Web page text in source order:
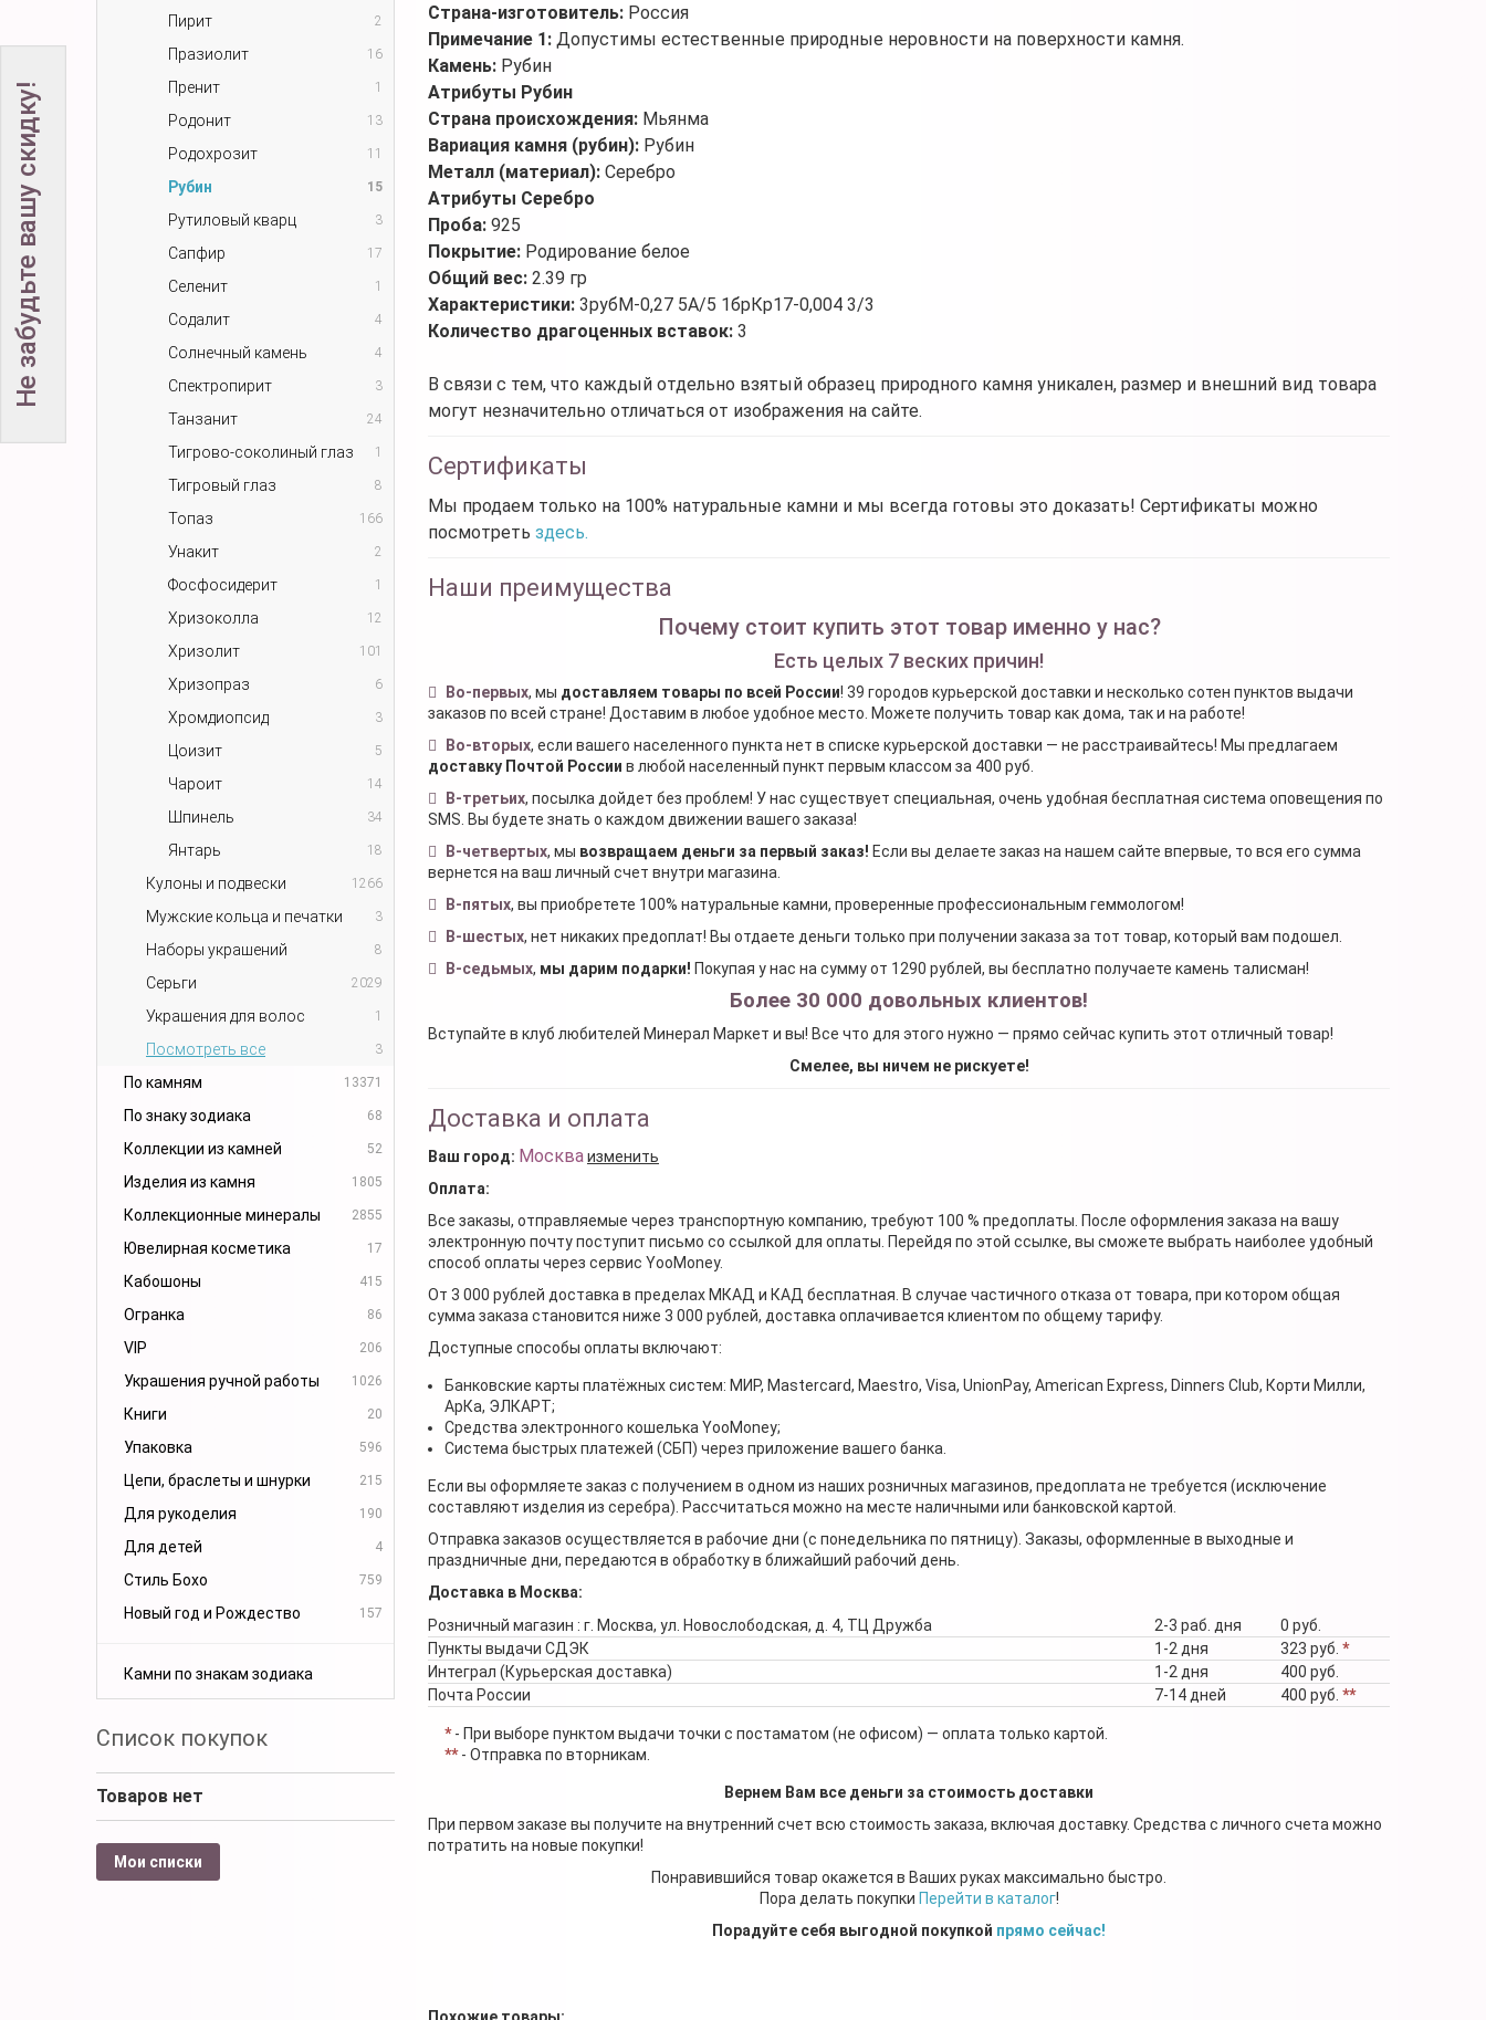
Пирит 2
Празиолит 16
Пренит 1
Родонит 13
Родохрозит 11
Рубин 15
Рутиловый кварц 3
Сапфир 17
Селенит 1
Содалит 4
Солнечный камень 4
Спектропирит 3
Танзанит 24
Тигрово-соколиный глаз 1
Тигровый глаз 8
Топаз 166
Унакит 2
Фосфосидерит 1
Хризоколла 12
Хризолит 101
Хризопраз 6
Хромдиопсид 3
Цоизит 5
Чароит 14
Шпинель 34
Янтарь 18
Кулоны и подвески 1266
Мужские кольца и печатки 3
Наборы украшений 8
Серьги 2029
Украшения для волос 1
Посмотреть все 3
По камням 13371
По знаку зодиака 68
Коллекции из камней 52
Изделия из камня 1805
Коллекционные минералы 2855
Ювелирная косметика 17
Кабошоны 415
Огранка 86
VIP 206
Украшения ручной работы 1026
Книги 20
Упаковка 596
Цепи, браслеты и шнурки 215
Для рукоделия 190
Для детей 4
Стиль Бохо 759
Новый год и Рождество 157
Камни по знакам зодиака
Список покупок
Товаров нет
Мои списки
Страна-изготовитель: Россия
Примечание 1: Допустимы естественные природные неровности на поверхности камня.
Камень: Рубин
Атрибуты Рубин
Страна происхождения: Мьянма
Вариация камня (рубин): Рубин
Металл (материал): Серебро
Атрибуты Серебро
Проба: 925
Покрытие: Родирование белое
Общий вес: 2.39 гр
Характеристики: 3рубМ-0,27 5А/5 1брКр17-0,004 3/3
Количество драгоценных вставок: 3
В связи с тем, что каждый отдельно взятый образец природного камня уникален, размер и внешний вид товара
могут незначительно отличаться от изображения на сайте.
Сертификаты
Мы продаем только на 100% натуральные камни и мы всегда готовы это доказать! Сертификаты можно
посмотреть здесь.
Наши преимущества
Почему стоит купить этот товар именно у нас?
Есть целых 7 веских причин!
Во-первых, мы доставляем товары по всей России! 39 городов курьерской доставки и несколько сотен пунктов выдачи
заказов по всей стране! Доставим в любое удобное место. Можете получить товар как дома, так и на работе!
Во-вторых, если вашего населенного пункта нет в списке курьерской доставки — не расстраивайтесь! Мы предлагаем
доставку Почтой России в любой населенный пункт первым классом за 400 руб.
В-третьих, посылка дойдет без проблем! У нас существует специальная, очень удобная бесплатная система оповещения по
SMS. Вы будете знать о каждом движении вашего заказа!
В-четвертых, мы возвращаем деньги за первый заказ! Если вы делаете заказ на нашем сайте впервые, то вся его сумма
вернется на ваш личный счет внутри магазина.
В-пятых, вы приобретете 100% натуральные камни, проверенные профессиональным геммологом!
В-шестых, нет никаких предоплат! Вы отдаете деньги только при получении заказа за тот товар, который вам подошел.
В-седьмых, мы дарим подарки! Покупая у нас на сумму от 1290 рублей, вы бесплатно получаете камень талисман!
Более 30 000 довольных клиентов!
Вступайте в клуб любителей Минерал Маркет и вы! Все что для этого нужно — прямо сейчас купить этот отличный товар!
Смелее, вы ничем не рискуете!
Доставка и оплата
Ваш город: Москваизменить
Оплата:
Все заказы, отправляемые через транспортную компанию, требуют 100 % предоплаты. После оформления заказа на вашу
электронную почту поступит письмо со ссылкой для оплаты. Перейдя по этой ссылке, вы сможете выбрать наиболее удобный
способ оплаты через сервис YooMoney.
От 3 000 рублей доставка в пределах МКАД и КАД бесплатная. В случае частичного отказа от товара, при котором общая
сумма заказа становится ниже 3 000 рублей, доставка оплачивается клиентом по общему тарифу.
Доступные способы оплаты включают:
Банковские карты платёжных систем: МИР, Mastercard, Maestro, Visa, UnionPay, American Express, Dinners Club, Корти Милли,
АрКа, ЭЛКАРТ;
Средства электронного кошелька YooMoney;
Система быстрых платежей (СБП) через приложение вашего банка.
Если вы оформляете заказ с получением в одном из наших розничных магазинов, предоплата не требуется (исключение
составляют изделия из серебра). Рассчитаться можно на месте наличными или банковской картой.
Отправка заказов осуществляется в рабочие дни (с понедельника по пятницу). Заказы, оформленные в выходные и
праздничные дни, передаются в обработку в ближайший рабочий день.
Доставка в Москва:
Розничный магазин : г. Москва, ул. Новослободская, д. 4, ТЦ Дружба
2-3 раб. дня
0 руб.
Пункты выдачи СДЭК
1-2 дня 323 руб. *
Интеграл (Курьерская доставка)
1-2 дня
400 руб.
Почта России
7-14 дней 400 руб. **
*- При выборе пунктом выдачи точки с постаматом (не офисом) — оплата только картой.
**- Отправка по вторникам.
Вернем Вам все деньги за стоимость доставки
При первом заказе вы получите на внутренний счет всю стоимость заказа, включая доставку. Средства с личного счета можно
потратить на новые покупки!
Понравившийся товар окажется в Ваших руках максимально быстро.
Пора делать покупки Перейти в каталог!
Порадуйте себя выгодной покупкой прямо сейчас!
Похожие товары:
Не забудьте вашу скидку!